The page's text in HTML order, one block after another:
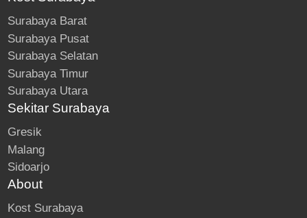
Surabaya Barat
Surabaya Pusat
Surabaya Selatan
Surabaya Timur
Surabaya Utara
Sekitar Surabaya
Gresik
Malang
Sidoarjo
About
Kost Surabaya